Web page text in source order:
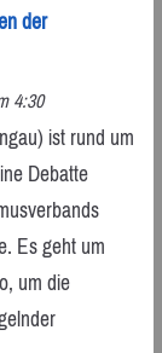
der
4:30
ist rund um
Debatte
Es geht um
um die